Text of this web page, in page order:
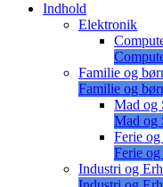
Indhold
Elektronik
Familie og
Familie og
Mad og
Mad og
Ferie
Ferie
Industri og